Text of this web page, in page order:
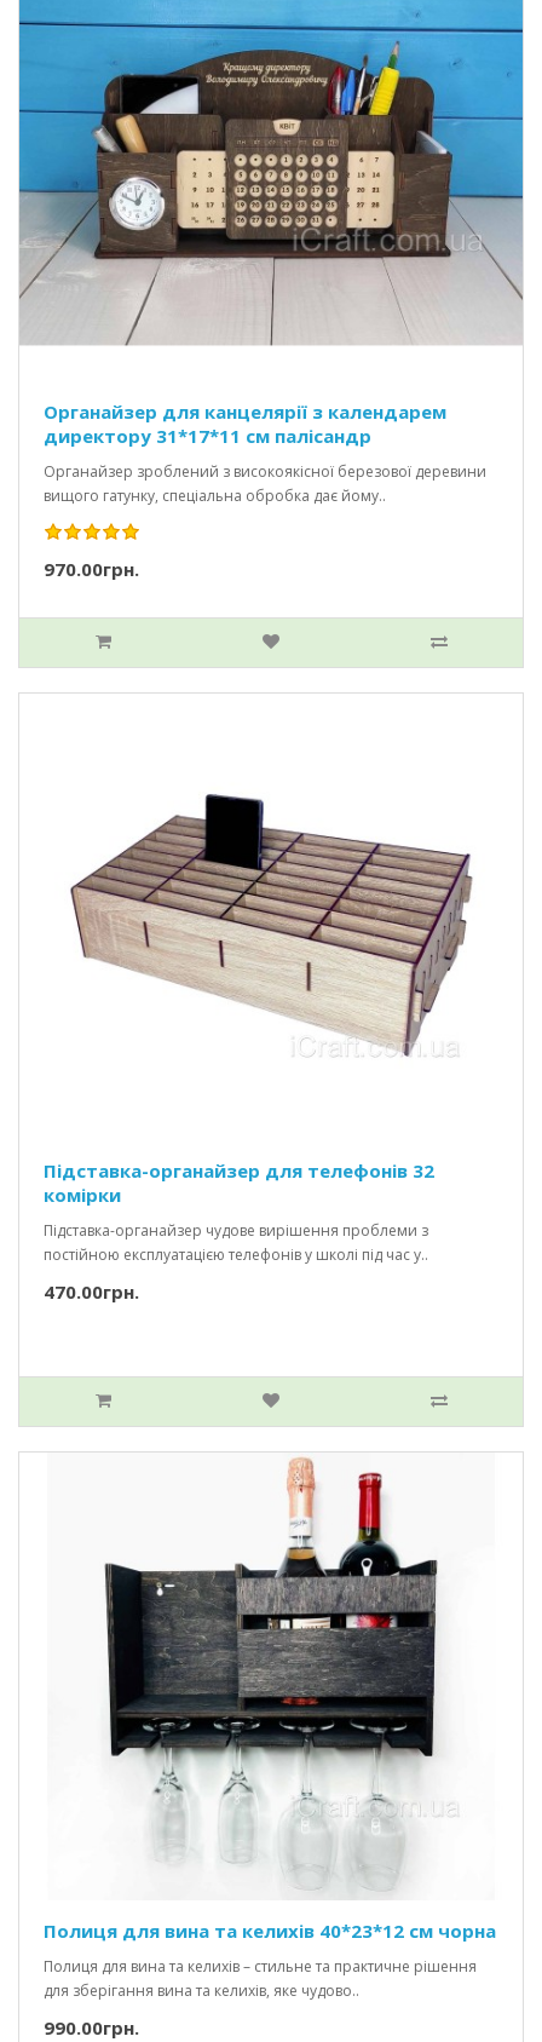
Органайзер для канцелярії з календарем
директору 31*17*11 см палісандр
Органайзер зроблений з високоякісної березової деревини
вищого гатунку, спеціальна обробка дає йому..
970.00грн.
Підставка-органайзер для телефонів 32
комірки
Підставка-органайзер чудове вирішення проблеми з
постійною експлуатацією телефонів у школі під час у..
470.00грн.
Полиця для вина та келихів 40*23*12 см чорна
Полиця для вина та келихів – стильне та практичне рішення
для зберігання вина та келихів, яке чудово..
990.00грн.